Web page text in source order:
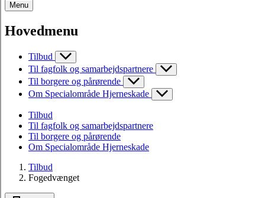
Menu
Hovedmenu
Tilbud
Til fagfolk og samarbejdspartnere
Til borgere og pårørende
Om Specialområde Hjerneskade
Tilbud
Til fagfolk og samarbejdspartnere
Til borgere og pårørende
Om Specialområde Hjerneskade
Tilbud
Fogedvænget